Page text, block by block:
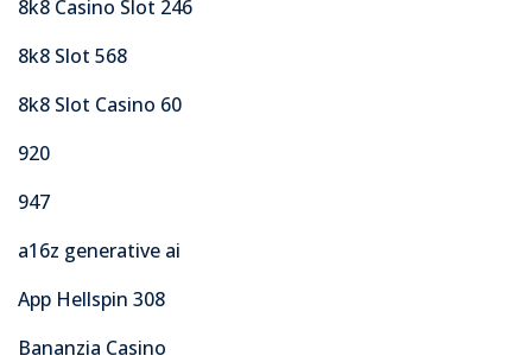
8k8 Casino Slot 246
8k8 Slot 568
8k8 Slot Casino 60
920
947
a16z generative ai
App Hellspin 308
Bananzia Casino